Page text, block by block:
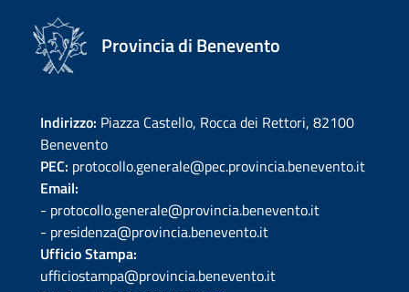
Provincia di Benevento
Indirizzo: Piazza Castello, Rocca dei Rettori, 82100
Benevento
PEC: protocollo.generale@pec.provincia.benevento.it
Email:
- protocollo.generale@provincia.benevento.it
- presidenza@provincia.benevento.it
Ufficio Stampa:
ufficiostampa@provincia.benevento.it